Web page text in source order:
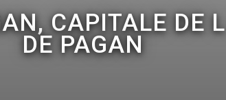
CAPITALE DE
DE PAGAN